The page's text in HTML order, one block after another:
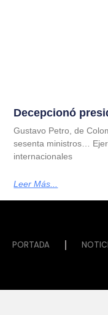
Decepcionó
Gustavo Petro, de
sesenta ministros…
internacionales
Leer Más...
PORTADA